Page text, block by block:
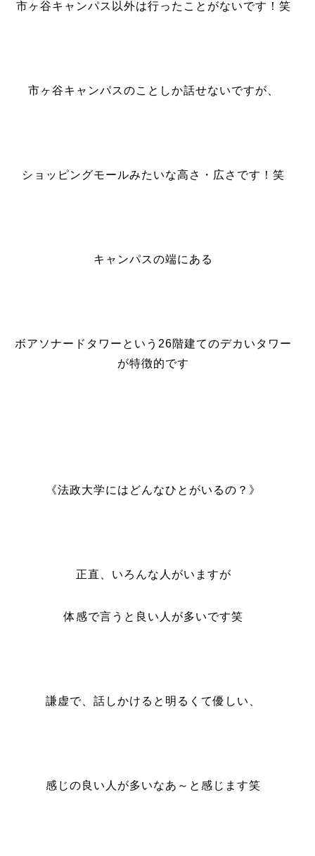
市ヶ谷キャンパス以外は行ったことがないです！笑
市ヶ谷キャンパスのことしか話せないですが、
ショッピングモールみたいな高さ・広さです！笑
キャンパスの端にある
ボアソナードタワーという26階建てのデカいタワー
が特徴的です
《法政大学にはどんなひとがいるの？》
正直、いろんな人がいますが
体感で言うと良い人が多いです笑
謙虚で、話しかけると明るくて優しい、
感じの良い人が多いなあ～と感じます笑